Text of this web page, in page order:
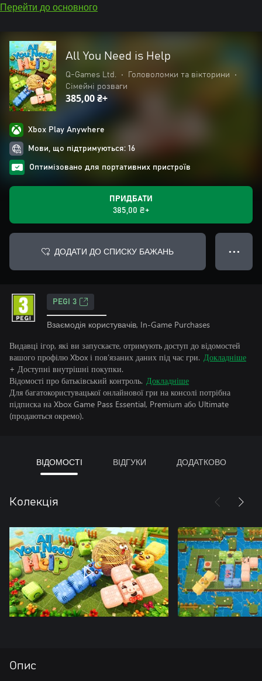
Перейти до основного
All You Need is Help
Q-Games Ltd. • Головоломки та вікторини
•
Сімейні розваги
385,00 ₴+
Xbox Play Anywhere
Мови, що підтримуються: 16
Оптимізовано для портативних пристроїв
ПРИДБАТИ
385,00 ₴+
ДОДАТИ ДО СПИСКУ БАЖАНЬ ● ● ●
PEGI 3
Взаємодія користувачів, In-Game Purchases
Видавці ігор, які ви запускаєте, отримують доступ до відомостей
вашого профілю Xbox і пов’язаних даних під час гри. Докладніше
+ Доступні внутрішні покупки.
Відомості про батьківський контроль. Докладніше
Для багатокористувацької онлайнової гри на консолі потрібна
підписка на Xbox Game Pass Essential, Premium або Ultimate
(продаються окремо).
ВІДОМОСТІ ВІДГУКИ ДОДАТКОВО
Колекція
Опис